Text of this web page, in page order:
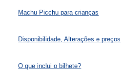
Machu Picchu para crianças
Disponibilidade, Alterações e preços
O que inclui o bilhete?